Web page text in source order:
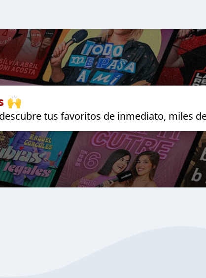
🙌
tus favoritos de inmediato, miles